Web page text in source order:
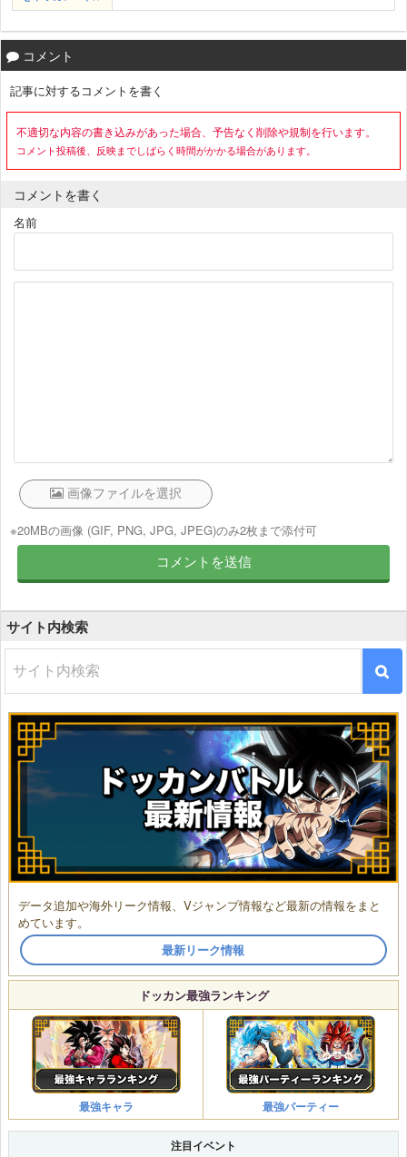
コメント
記事に対するコメントを書く
不適切な内容の書き込みがあった場合、予告なく削除や規制を行います。
コメント投稿後、反映までしばらく時間がかかる場合があります。
コメントを書く
※20MBの画像 (GIF, PNG, JPG, JPEG)のみ2枚まで添付可
名前
サイト内検索
データ追加や海外リーク情報、Vジャンプ情報など最新の情報をまと
めています。
最新リーク情報
ドッカン最強ランキング
最強キャラ 最強パーティー
注目イベント